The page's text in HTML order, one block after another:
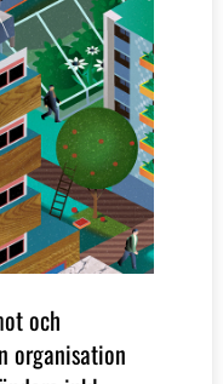
och
organisation